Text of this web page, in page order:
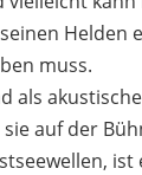
Helden
muss.
als
auf der